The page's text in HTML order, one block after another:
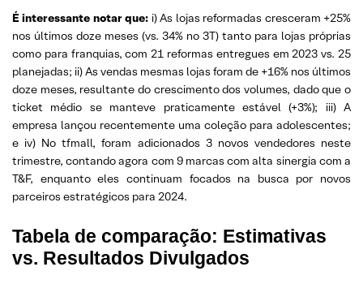
É interessante notar que: i) As lojas reformadas cresceram +25%
nos últimos doze meses (vs. 34% no 3T) tanto para lojas próprias
como para franquias, com 21 reformas entregues em 2023 vs. 25
planejadas; ii) As vendas mesmas lojas foram de +16% nos últimos
doze meses, resultante do crescimento dos volumes, dado que o
ticket médio se manteve praticamente estável (+3%); iii) A
empresa lançou recentemente uma coleção para adolescentes;
e iv) No tfmall, foram adicionados 3 novos vendedores neste
trimestre, contando agora com 9 marcas com alta sinergia com a
T&F, enquanto eles continuam focados na busca por novos
parceiros estratégicos para 2024.
Tabela de comparação: Estimativas
vs. Resultados Divulgados